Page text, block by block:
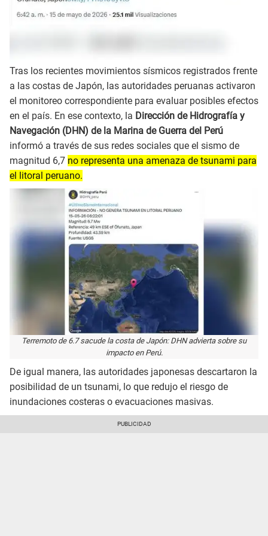
Tras los recientes movimientos sísmicos registrados frente
a las costas de Japón, las autoridades peruanas activaron
el monitoreo correspondiente para evaluar posibles efectos
en el país. En ese contexto, la Dirección de Hidrografía y
Navegación (DHN) de la Marina de Guerra del Perú
informó a través de sus redes sociales que el sismo de
magnitud 6,7 no representa una amenaza de tsunami para
el litoral peruano.
Terremoto de 6.7 sacude la costa de Japón: DHN advierta sobre su
impacto en Perú.
De igual manera, las autoridades japonesas descartaron la
posibilidad de un tsunami, lo que redujo el riesgo de
inundaciones costeras o evacuaciones masivas.